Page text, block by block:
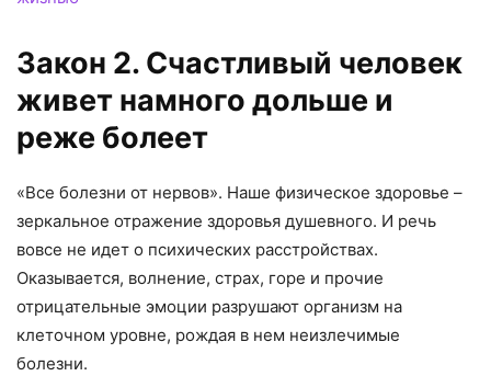
Закон 2. Счастливый человек
живет намного дольше и
реже болеет
«Все болезни от нервов». Наше физическое здоровье –
зеркальное отражение здоровья душевного. И речь
вовсе не идет о психических расстройствах.
Оказывается, волнение, страх, горе и прочие
отрицательные эмоции разрушают организм на
клеточном уровне, рождая в нем неизлечимые
болезни.